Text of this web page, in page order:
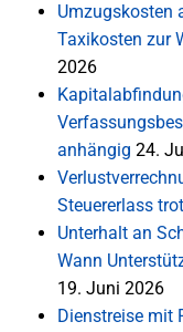
Umzugskosten
Taxikosten zur
2026
anhängig 24.
Steuererlass
Unterhalt an
Wann
19. Juni 2026
Dienstreise mit